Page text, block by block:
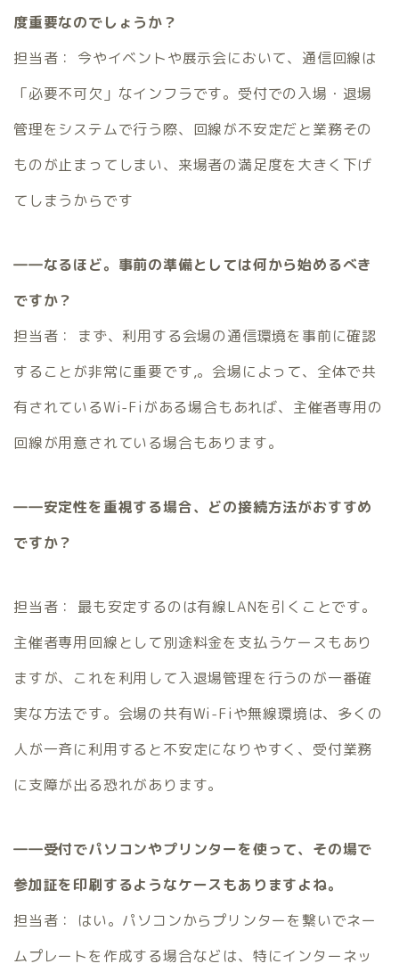
度重要なのでしょうか？
担当者： 今やイベントや展示会において、通信回線は
「必要不可欠」なインフラです。受付での入場・退場
管理をシステムで行う際、回線が不安定だと業務その
ものが止まってしまい、来場者の満足度を大きく下げ
てしまうからです
――なるほど。事前の準備としては何から始めるべき
ですか？
担当者： まず、利用する会場の通信環境を事前に確認
することが非常に重要です,。会場によって、全体で共
有されているWi-Fiがある場合もあれば、主催者専用の
回線が用意されている場合もあります。
――安定性を重視する場合、どの接続方法がおすすめ
ですか？
担当者： 最も安定するのは有線LANを引くことです。
主催者専用回線として別途料金を支払うケースもあり
ますが、これを利用して入退場管理を行うのが一番確
実な方法です。会場の共有Wi-Fiや無線環境は、多くの
人が一斉に利用すると不安定になりやすく、受付業務
に支障が出る恐れがあります。
――受付でパソコンやプリンターを使って、その場で
参加証を印刷するようなケースもありますよね。
担当者： はい。パソコンからプリンターを繋いでネー
ムプレートを作成する場合などは、特にインターネッ